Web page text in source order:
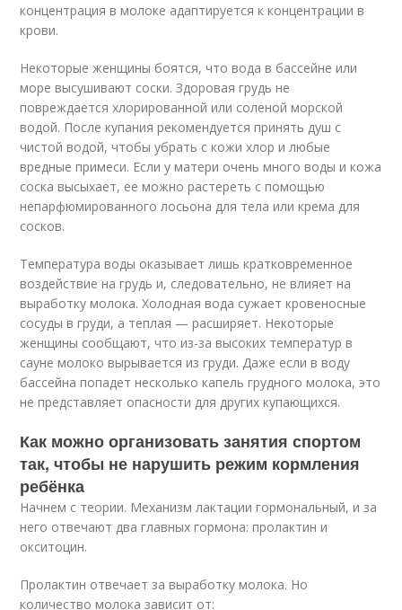
концентрация в молоке адаптируется к концентрации в
крови.
Некоторые женщины боятся, что вода в бассейне или
море высушивают соски. Здоровая грудь не
повреждается хлорированной или соленой морской
водой. После купания рекомендуется принять душ с
чистой водой, чтобы убрать с кожи хлор и любые
вредные примеси. Если у матери очень много воды и кожа
соска высыхает, ее можно растереть с помощью
непарфюмированного лосьона для тела или крема для
сосков.
Температура воды оказывает лишь кратковременное
воздействие на грудь и, следовательно, не влияет на
выработку молока. Холодная вода сужает кровеносные
сосуды в груди, а теплая — расширяет. Некоторые
женщины сообщают, что из-за высоких температур в
сауне молоко вырывается из груди. Даже если в воду
бассейна попадет несколько капель грудного молока, это
не представляет опасности для других купающихся.
Как можно организовать занятия спортом
так, чтобы не нарушить режим кормления
ребёнка
Начнем с теории. Механизм лактации гормональный, и за
него отвечают два главных гормона: пролактин и
окситоцин.
Пролактин отвечает за выработку молока. Но
количество молока зависит от: